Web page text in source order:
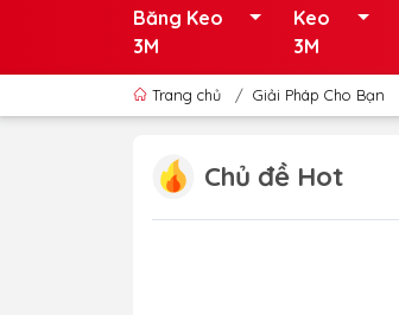
Băng Keo
3M
Keo
3M
Trang chủ / Giải Pháp Cho Bạn
Chủ đề Hot